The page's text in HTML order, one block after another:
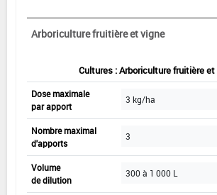
Arboriculture fruitière et vigne
Cultures : Arboriculture fruitière
Dose maximale
par apport
3 kg/ha
Nombre maximal
d'apports
3
Volume
de dilution
300 à 1 000 L